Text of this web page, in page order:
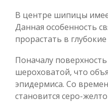
В центре шипицы
Данная особенность
прорастать в
Поначалу
шероховатой, что
эпидермиса. Со
становится серо-